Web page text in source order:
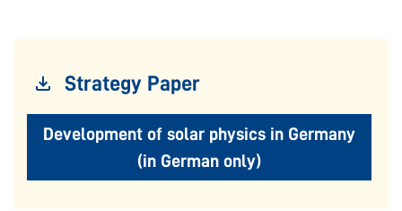
Strategy Paper
Development of solar physics in Germany
(in German only)